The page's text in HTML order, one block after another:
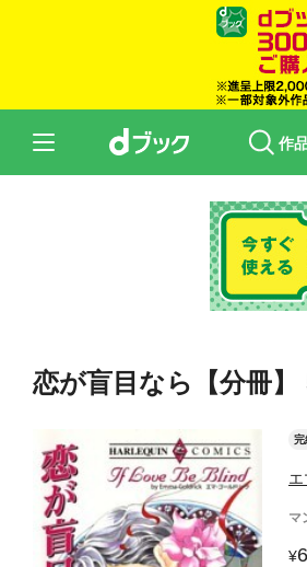
作
恋が盲目なら【分冊】
完
マ